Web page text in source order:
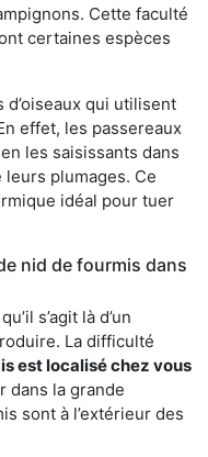
Cette faculté
certaines espèces
d’oiseaux qui utilisent
effet, les passereaux
les saisissants dans
plumages. Ce
idéal pour tuer
nid de fourmis dans
s’agit là d’un
La difficulté
est localisé chez vous
dans la grande
sont à l’extérieur des